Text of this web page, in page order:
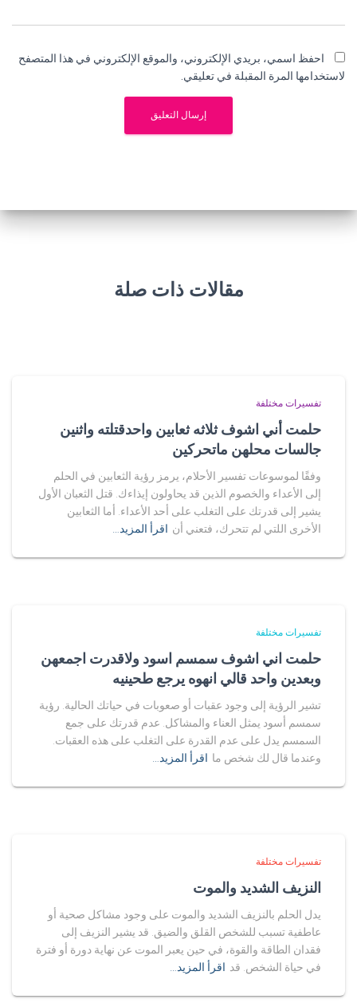
احفظ اسمي، بريدي الإلكتروني، والموقع الإلكتروني في هذا المتصفح
لاستخدامها المرة المقبلة في تعليقي.
مقالات ذات صلة
تفسيرات مختلفة
حلمت أني اشوف ثلاثه ثعابين واحدقتلته واثنين
جالسات محلهن ماتحركين
وفقًا لموسوعات تفسير الأحلام، يرمز رؤية الثعابين في الحلم
إلى الأعداء والخصوم الذين قد يحاولون إيذاءك. قتل الثعبان الأول
يشير إلى قدرتك على التغلب على أحد الأعداء. أما الثعابين
الأخرى اللتي لم تتحرك، فتعني أن اقرأ المزيد…
تفسيرات مختلفة
حلمت اني اشوف سمسم اسود ولاقدرت اجمعهن
وبعدين واحد قالي انهوه يرجع طحينيه
تشير الرؤية إلى وجود عقبات أو صعوبات في حياتك الحالية. رؤية
سمسم أسود يمثل العناء والمشاكل. عدم قدرتك على جمع
السمسم يدل على عدم القدرة على التغلب على هذه العقبات.
وعندما قال لك شخص ما اقرأ المزيد…
تفسيرات مختلفة
النزيف الشديد والموت
يدل الحلم بالنزيف الشديد والموت على وجود مشاكل صحية أو
عاطفية تسبب للشخص القلق والضيق. قد يشير النزيف إلى
فقدان الطاقة والقوة، في حين يعبر الموت عن نهاية دورة أو فترة
في حياة الشخص. قد اقرأ المزيد…